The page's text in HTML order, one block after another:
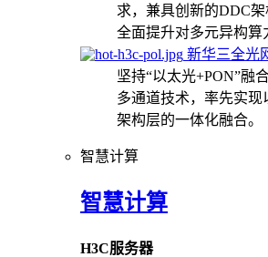
求，兼具创新的DDC架
全面提升对多元异构算
新华三全光
坚持“以太光+PON”融
多通道技术，率先实现
架构层的一体化融合。
智慧计算
智慧计算
H3C服务器